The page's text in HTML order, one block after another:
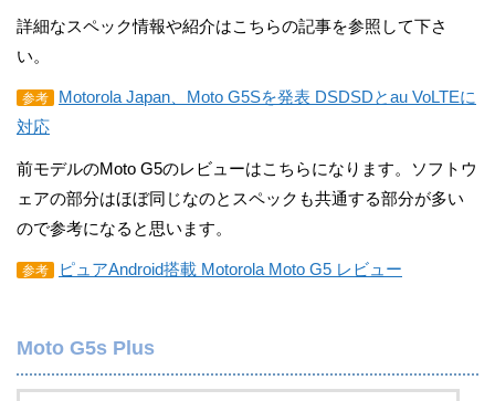
詳細なスペック情報や紹介はこちらの記事を参照して下さ
い。
参考
Motorola Japan、Moto G5Sを発表 DSDSDとau VoLTEに
対応
前モデルのMoto G5のレビューはこちらになります。ソフトウ
ェアの部分はほぼ同じなのとスペックも共通する部分が多い
ので参考になると思います。
参考 ピュアAndroid搭載 Motorola Moto G5 レビュー
Moto G5s Plus